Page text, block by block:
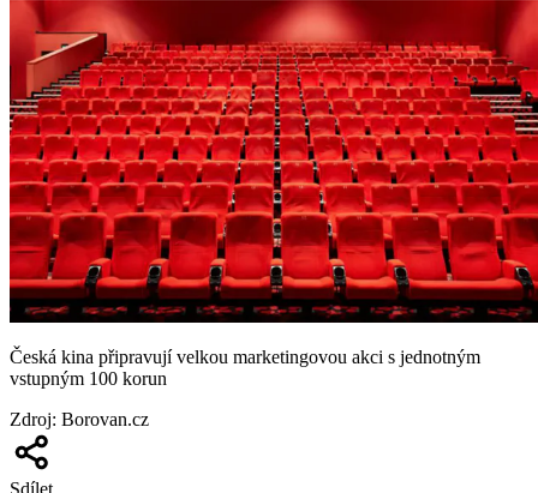
Česká kina připravují velkou marketingovou akci s jednotným
vstupným 100 korun
Zdroj: Borovan.cz
Sdílet